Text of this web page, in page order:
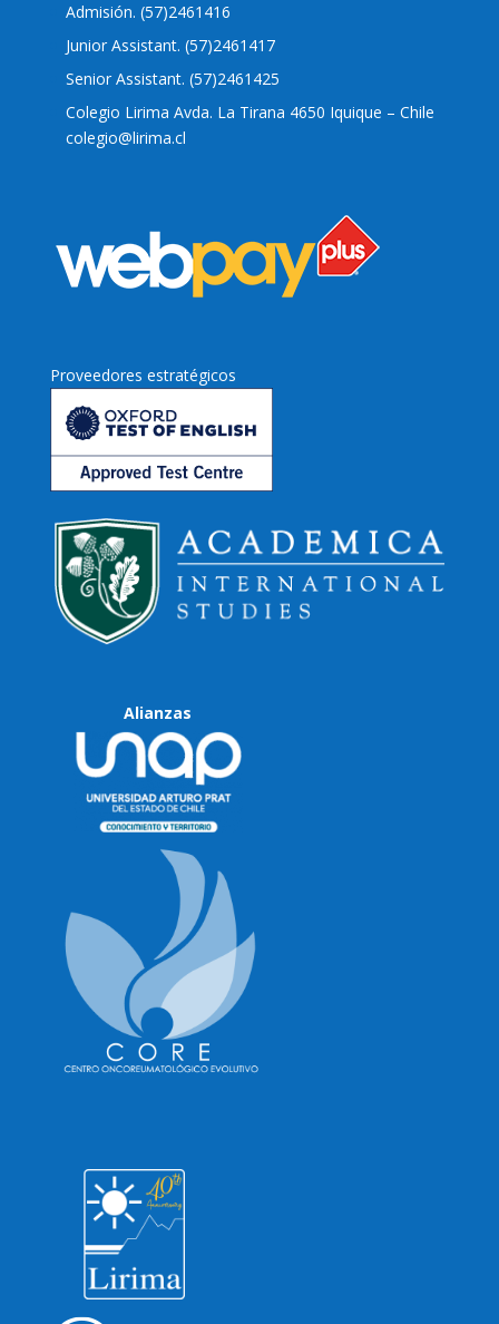
Admisión. (57)2461416
Junior Assistant. (57)2461417
Senior Assistant. (57)2461425
Colegio Lirima Avda. La Tirana 4650 Iquique – Chile
colegio@lirima.cl
Proveedores estratégicos
Alianzas